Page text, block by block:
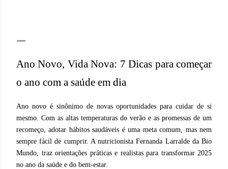
Ano Novo, Vida Nova: 7 Dicas para começar
o ano com a saúde em dia
Ano novo é sinônimo de novas oportunidades para cuidar de si
mesmo. Com as altas temperaturas do verão e as promessas de um
recomeço, adotar hábitos saudáveis é uma meta comum, mas nem
sempre fácil de cumprir. A nutricionista Fernanda Larralde da Bio
Mundo, traz orientações práticas e realistas para transformar 2025
no ano da saúde e do bem-estar.